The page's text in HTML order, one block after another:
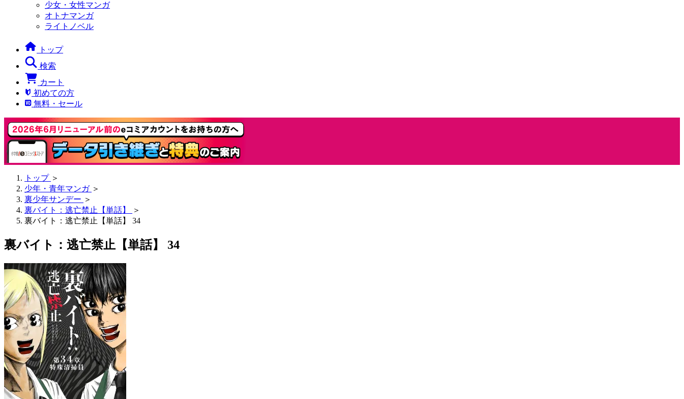
少女・女性マンガ
オトナマンガ
ライトノベル
トップ
検索
カート
初めての方
無料・セール
トップ ＞
少年・青年マンガ ＞
裏少年サンデー ＞
裏バイト：逃亡禁止【単話】
＞
裏バイト：逃亡禁止【単話】 34
裏バイト：逃亡禁止【単話】 34